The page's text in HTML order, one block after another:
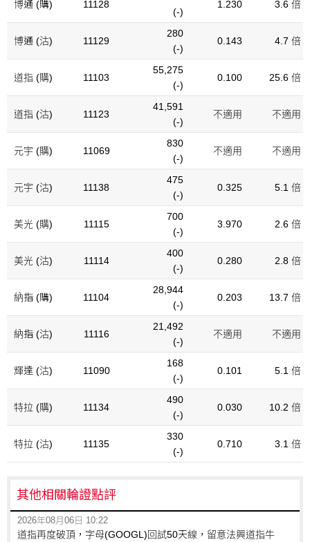
博通 (購) 11128
(-)
1.230 3.6 倍
博通 (沽) 11129
280
(-)
0.143 4.7 倍
道指 (購) 11103
55,275
(-)
0.100 25.6 倍
道指 (沽) 11123
41,591
(-)
不適用 不適用
元宇 (購) 11069
830
(-)
不適用 不適用
元宇 (沽) 11138
475
(-)
0.325 5.1 倍
美光 (購) 11115
700
(-)
3.970 2.6 倍
美光 (沽) 11114
400
(-)
0.280 2.8 倍
納指 (購) 11104
28,944
(-)
0.203 13.7 倍
納指 (沽) 11116
21,492
(-)
不適用 不適用
輝達 (沽) 11090
168
(-)
0.101 5.1 倍
特拉 (購) 11134
490
(-)
0.030 10.2 倍
特拉 (沽) 11135
330
(-)
0.710 3.1 倍
其他相關輪證點評
2026年08月06日 10:22
道指再度破頂，字母(GOOGL)回試50天線，留意法興道指牛